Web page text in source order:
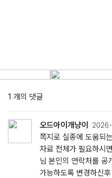
1 개의 댓글
오드아이개냥이
쪽지로 실종에 도움되
자료 전체가 필요하시
님 본인의 연락처를 공
가능하도록 변경하신